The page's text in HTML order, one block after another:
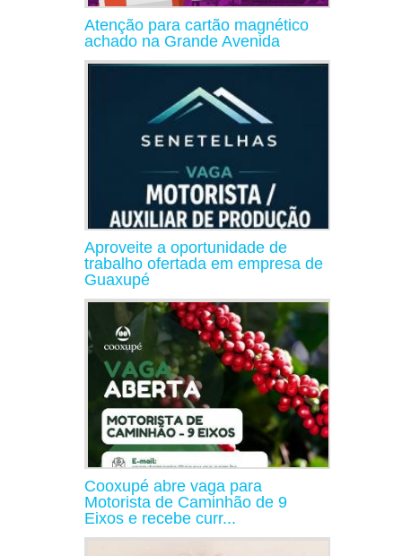
Atenção para cartão magnético
achado na Grande Avenida
Aproveite a oportunidade de
trabalho ofertada em empresa de
Guaxupé
Cooxupé abre vaga para
Motorista de Caminhão de 9
Eixos e recebe curr...